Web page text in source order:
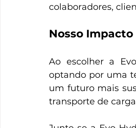
colaboradores,
Nosso Impacto
Ao escolher a
optando por uma
um futuro mais
transporte de